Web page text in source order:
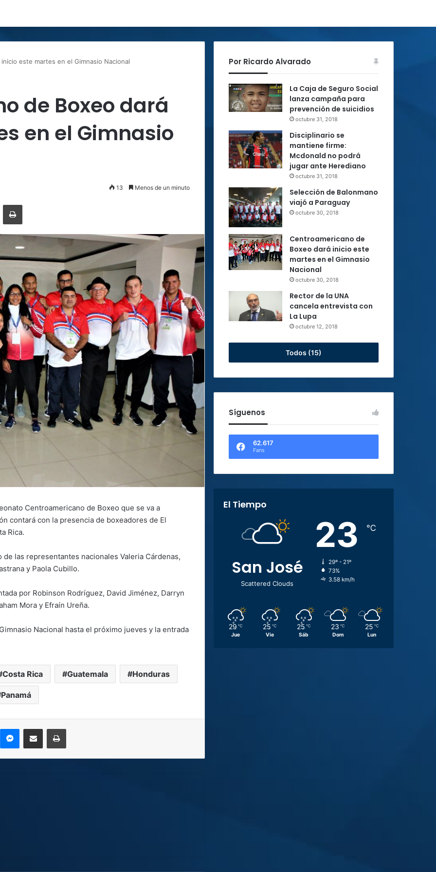
este martes en el Gimnasio Nacional
de Boxeo dará
en el Gimnasio
13 Menos de un minuto
Centroamericano de Boxeo que se va a
contará con la presencia de boxeadores de El
Rica.
las representantes nacionales Valeria Cárdenas,
y Paola Cubillo.
por Robinson Rodríguez, David Jiménez, Darryn
Mora y Efraín Ureña.
Nacional hasta el próximo jueves y la entrada
Costa Rica Guatemala Honduras
Panamá
Por Ricardo Alvarado
La Caja de Seguro Social
lanza campaña para
prevención de suicidios
octubre 31, 2018
Disciplinario se
mantiene firme:
Mcdonald no podrá
jugar ante Herediano
octubre 31, 2018
Selección de Balonmano
viajó a Paraguay
octubre 30, 2018
Centroamericano de
Boxeo dará inicio este
martes en el Gimnasio
Nacional
octubre 30, 2018
Rector de la UNA
cancela entrevista con
La Lupa
octubre 12, 2018
Todos (15)
Síguenos
62.617
Fans
El Tiempo
San José
Scattered Clouds
23 ℃
29º - 21º
73%
3.58 km/h
29 ℃
Jue
25 ℃
Vie
25 ℃
Sáb
23 ℃
Dom
25 ℃
Lun